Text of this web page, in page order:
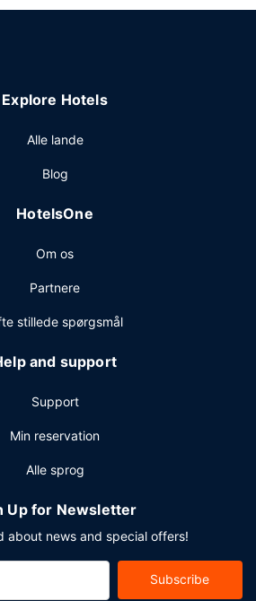
og renseri/vaskeservice. Gratis
Explore Hotels
Alle lande
Blog
HotelsOne
Om os
Partnere
stillede spørgsmål
and support
Support
Min reservation
Alle sprog
Up for Newsletter
about news and special offers!
Subscribe